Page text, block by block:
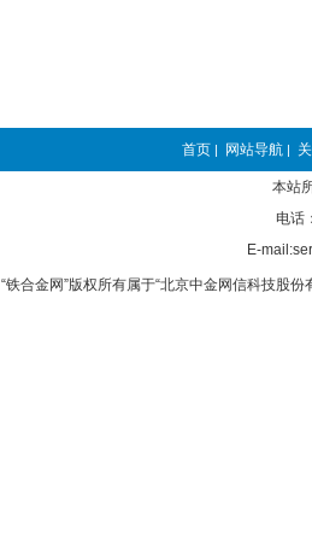
首页 | 网站导航 |
本站
电话
E-
“铁合金网”版权所有属于“北京中金网信科技股